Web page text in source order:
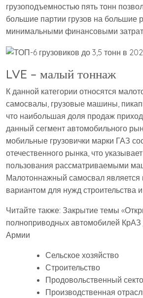
грузоподъемностью пять тонн
большие партии грузов на большие
минимальными финансовыми
LVE – малый тоннаж
К данной категории относятся
самосвалы, грузовые машины,
что наибольшая доля продаж
данный сегмент автомобильного
мобильные грузовички марки ГАЗ
отечественного рынка, что
пользования рассматриваемыми
Малотоннажный самосвал
вариантом для нужд строительства
Читайте также: Закрытие темы
полноприводных автомобилей КрАЗ
Армии
Сельское хозяйство
Строительство
Продовольственный
Производственная